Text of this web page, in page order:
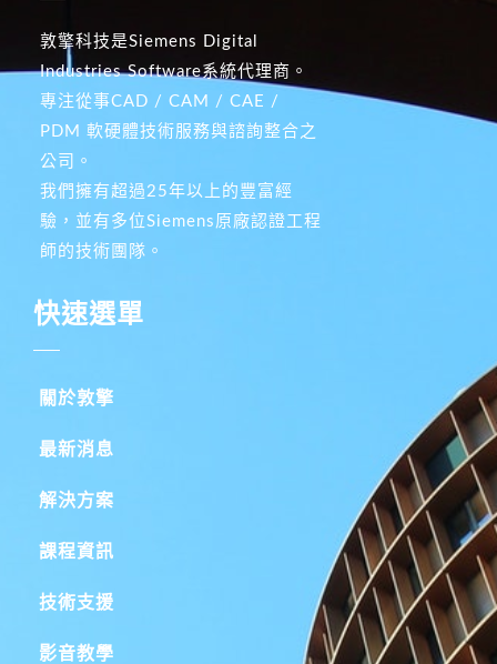
敦擎科技是Siemens Digital
Industries Software系統代理商。
專注從事CAD / CAM / CAE /
PDM 軟硬體技術服務與諮詢整合之
公司。
我們擁有超過25年以上的豐富經
驗，並有多位Siemens原廠認證工程
師的技術團隊。
快速選單
關於敦擎
最新消息
解決方案
課程資訊
技術支援
影音教學